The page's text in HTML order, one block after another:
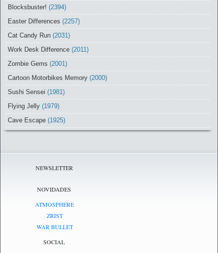
Blocksbuster! (2394)
Easter Differences (2257)
Cat Candy Run (2031)
Work Desk Difference (2011)
Zombie Gems (2001)
Cartoon Motorbikes Memory (2000)
Sushi Sensei (1981)
Flying Jelly (1979)
Cave Escape (1925)
NEWSLETTER
NOVIDADES
ATMOSPHERE
ZRIST
WAR BULLET
SOCIAL